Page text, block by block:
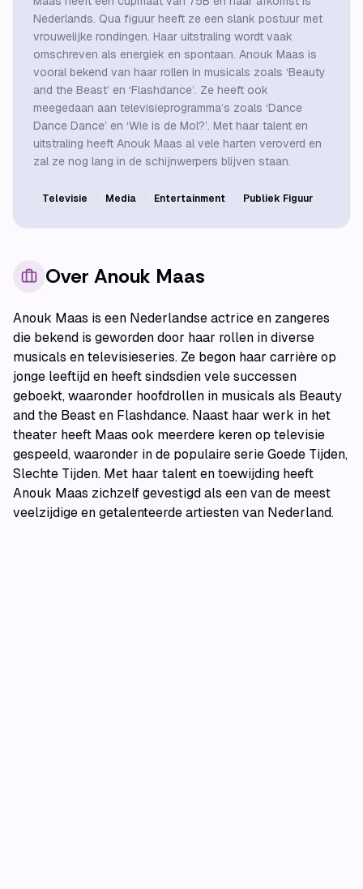
Nederlands. Qua figuur heeft ze een slank postuur met
vrouwelijke rondingen. Haar uitstraling wordt vaak
omschreven als energiek en spontaan. Anouk Maas is
vooral bekend van haar rollen in musicals zoals ‘Beauty
and the Beast’ en ‘Flashdance’. Ze heeft ook
meegedaan aan televisieprogramma’s zoals ‘Dance
Dance Dance’ en ‘Wie is de Mol?’. Met haar talent en
uitstraling heeft Anouk Maas al vele harten veroverd en
zal ze nog lang in de schijnwerpers blijven staan.
Televisie Media Entertainment Publiek Figuur
Over Anouk Maas
Anouk Maas is een Nederlandse actrice en zangeres
die bekend is geworden door haar rollen in diverse
musicals en televisieseries. Ze begon haar carrière op
jonge leeftijd en heeft sindsdien vele successen
geboekt, waaronder hoofdrollen in musicals als Beauty
and the Beast en Flashdance. Naast haar werk in het
theater heeft Maas ook meerdere keren op televisie
gespeeld, waaronder in de populaire serie Goede Tijden,
Slechte Tijden. Met haar talent en toewijding heeft
Anouk Maas zichzelf gevestigd als een van de meest
veelzijdige en getalenteerde artiesten van Nederland.